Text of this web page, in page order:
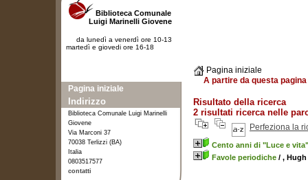
Pagina iniziale
A partire da questa
Risultato della ricerca
2 risultati ricerca nelle
Perfeziona la
Cento anni di "Luce e vita"
Favole periodiche / ,
Biblioteca Comunale
Luigi Marinelli Giovene
da lunedì a venerdì ore 10-13
martedì e giovedi ore 16-18
Pagina iniziale
Indirizzo
Biblioteca Comunale Luigi Marinelli
Giovene
Via Marconi 37
70038 Terlizzi (BA)
Italia
0803517577
contatti